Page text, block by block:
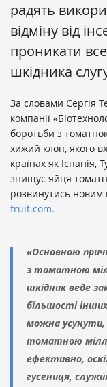
радять
відміну від
проникати
шкідника
За словами Сергія
компанії
боротьби з
хижий клоп, якого
країнах як Іспанія,
знищує яйця
розвинутись
fruit.com.
«Основною
з томатною
шкідник веде
більшості
можна усунути,
томатною
ефективно,
гусениця,